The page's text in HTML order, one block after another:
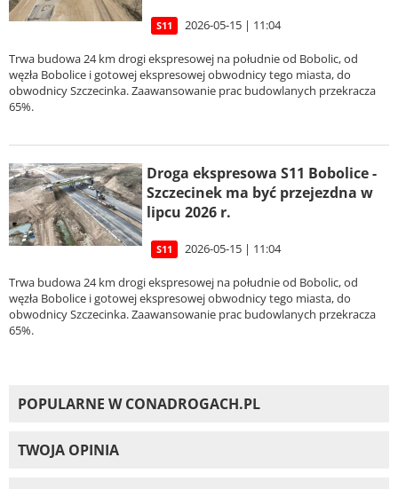
S11 2026-05-15 | 11:04
Trwa budowa 24 km drogi ekspresowej na południe od Bobolic, od
węzła Bobolice i gotowej ekspresowej obwodnicy tego miasta, do
obwodnicy Szczecinka. Zaawansowanie prac budowlanych przekracza
65%.
Droga ekspresowa S11 Bobolice -
Szczecinek ma być przejezdna w
lipcu 2026 r.
S11 2026-05-15 | 11:04
Trwa budowa 24 km drogi ekspresowej na południe od Bobolic, od
węzła Bobolice i gotowej ekspresowej obwodnicy tego miasta, do
obwodnicy Szczecinka. Zaawansowanie prac budowlanych przekracza
65%.
POPULARNE W CONADROGACH.PL
TWOJA OPINIA